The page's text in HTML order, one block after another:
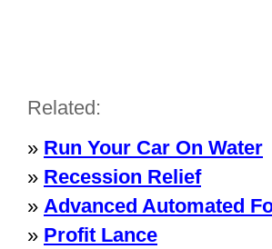
Related:
» Run Your Car On Water
» Recession Relief
» Advanced Automated
» Profit Lance